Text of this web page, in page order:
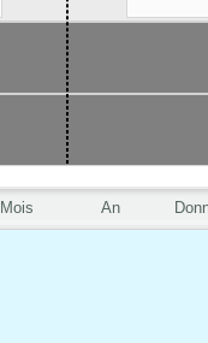
Mois An